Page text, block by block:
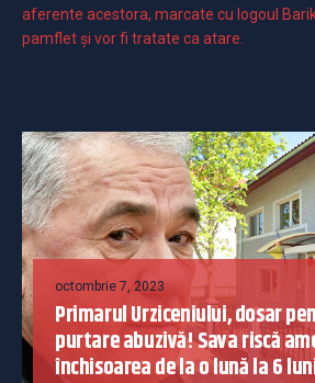
aferente acestora, marcate cu logoul
pamflet și vor fi tratate ca atare.
octombrie 7, 2023
Primarul Urziceniului, dosar
purtare abuzivă! Sava riscă
închisoarea de la o lună la 6